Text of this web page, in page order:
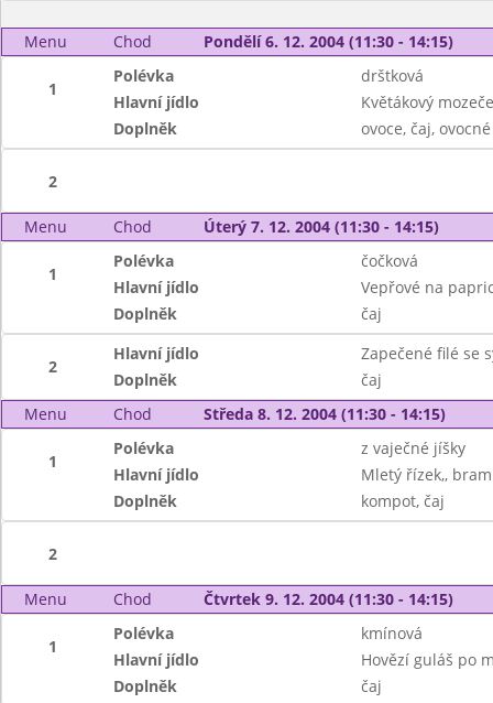
Menu Chod Pondělí 6. 12. 2004 (11:30 - 14:15)
1
Polévka
drštková
Hlavní jídlo
Květákový
Doplněk
ovoce, čaj,
2
Menu Chod Úterý 7. 12. 2004 (11:30 - 14:15)
1
Polévka
čočková
Hlavní jídlo
Vepřové na
Doplněk
čaj
2
Hlavní jídlo
Zapečené filé se
Doplněk
čaj
Menu
Chod Středa 8. 12. 2004 (11:30 - 14:15)
1
Polévka
z vaječné jíšky
Hlavní jídlo
Mletý řízek,,
Doplněk
kompot, čaj
2
Menu Chod Čtvrtek 9. 12. 2004 (11:30 - 14:15)
1
Polévka
kmínová
Hlavní jídlo
Hovězí guláš po
Doplněk
čaj